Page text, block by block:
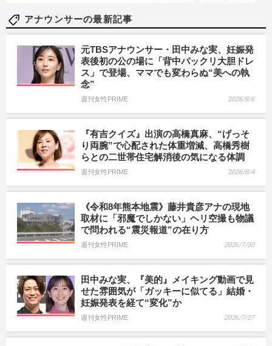
アナウンサーの最新記事
元TBSアナウンサー・田中みな実、妊娠発
表後初の公の場に「背中パックリ大胆ドレ
ス」で登場、ママでも変わらぬ“美への執
念”
週刊女性PRIME 2026/8/6
『有吉クイズ』出演の高橋真麻、“げっそ
り両腕”で心配された体重増減、高橋秀樹
らとの二世帯住宅解消後の気になる体調
週刊女性PRIME 2026/8/4
《令和8年熊本地震》藤井貴彦アナの現地
取材に「邪魔でしかない」ヘリ空撮も物議
で問われる“震災報道”の在り方
週刊女性PRIME 2026/7/30
田中みな実、『美的』メイキング動画で見
せた雰囲気が「ガッキーに似てる」結婚・
妊娠発表を経て“変化”か
週刊女性PRIME 2026/7/27